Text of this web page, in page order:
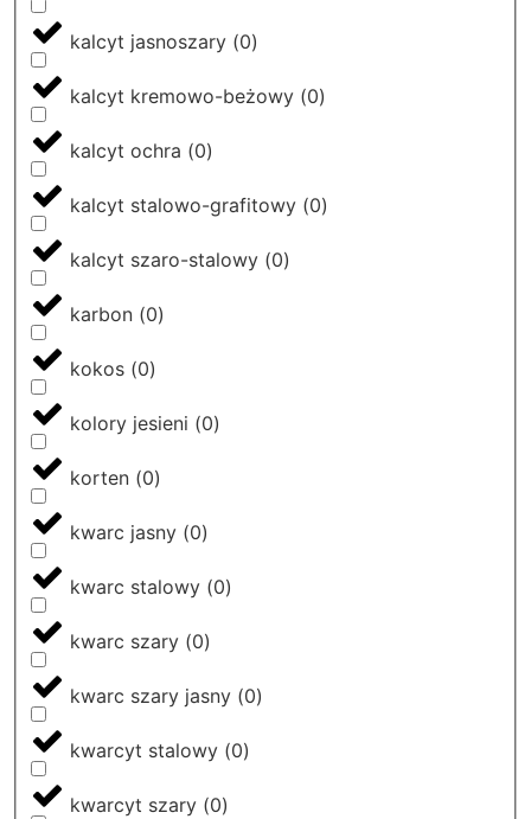
kalcyt jasnoszary (0)
kalcyt kremowo-beżowy (0)
kalcyt ochra (0)
kalcyt stalowo-grafitowy (0)
kalcyt szaro-stalowy (0)
karbon (0)
kokos (0)
kolory jesieni (0)
korten (0)
kwarc jasny (0)
kwarc stalowy (0)
kwarc szary (0)
kwarc szary jasny (0)
kwarcyt stalowy (0)
kwarcyt szary (0)